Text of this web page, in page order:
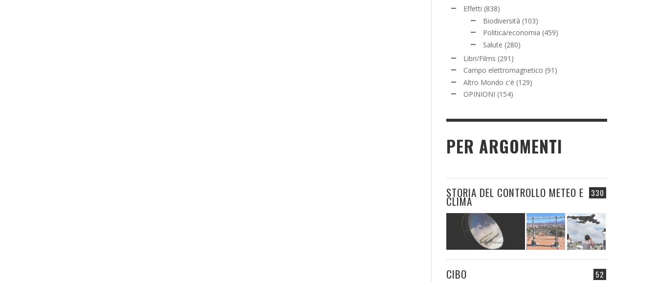
Effetti (838)
Biodiversità (103)
Politica/economia (459)
Salute (280)
Libri/Films (291)
Campo elettromagnetico (91)
Altro Mondo c'è (129)
OPINIONI (154)
PER ARGOMENTI
330
STORIA DEL CONTROLLO METEO E
CLIMA
52
CIBO